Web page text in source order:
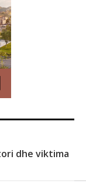
dhe viktima